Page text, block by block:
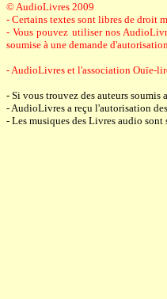
© AudioLivres 2009
- Certains textes sont libres de droit
- Vous pouvez utiliser nos
soumise à une demande
- AudioLivres et l'association Ouïe-
- Si vous trouvez des auteurs
- AudioLivres a reçu l'autorisation
- Les musiques des Livres audio